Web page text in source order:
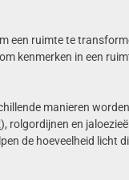
een ruimte te
kenmerken in een
manieren worden
), rolgordijnen en
de hoeveelheid licht